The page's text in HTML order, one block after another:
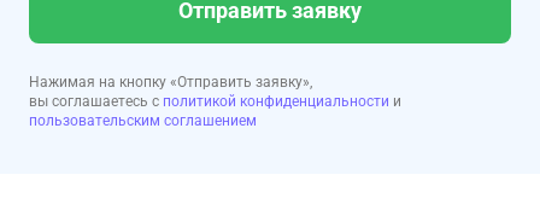
Отправить заявку
Нажимая на кнопку «Отправить заявку»,
вы соглашаетесь с политикой конфиденциальности и
пользовательским соглашением